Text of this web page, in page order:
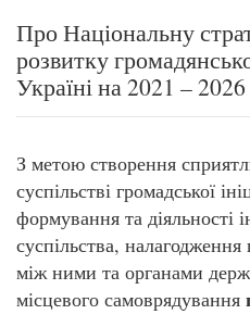
Про Національну
розвитку
Україні на 2021 –
З метою створення
суспільстві громадської
формування та діяльності
суспільства, налагодження
між ними та органами
місцевого самоврядування